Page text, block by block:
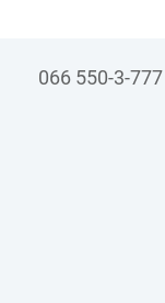
066 550-3-777